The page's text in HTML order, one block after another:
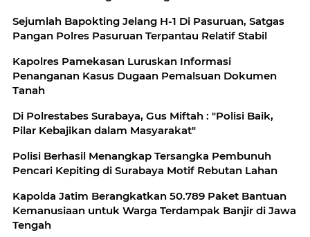
Sejumlah Bapokting Jelang H-1 Di Pasuruan, Satgas
Pangan Polres Pasuruan Terpantau Relatif Stabil
Kapolres Pamekasan Luruskan Informasi
Penanganan Kasus Dugaan Pemalsuan Dokumen
Tanah
Di Polrestabes Surabaya, Gus Miftah : "Polisi Baik,
Pilar Kebajikan dalam Masyarakat"
Polisi Berhasil Menangkap Tersangka Pembunuh
Pencari Kepiting di Surabaya Motif Rebutan Lahan
Kapolda Jatim Berangkatkan 50.789 Paket Bantuan
Kemanusiaan untuk Warga Terdampak Banjir di Jawa
Tengah